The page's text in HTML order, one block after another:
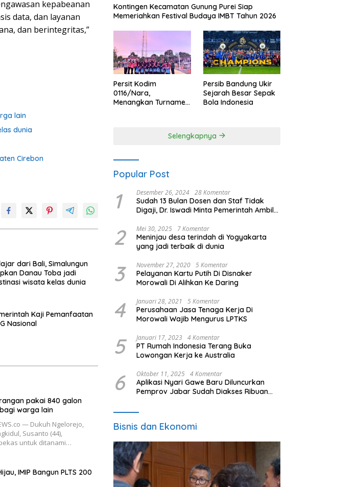
kepabeanan
data, dan layanan
dan berintegritas,”
lain
dunia
Cirebon
dari Bali, Simalungun
Danau Toba jadi
wisata kelas dunia
Kaji Pemanfaatan
Nasional
pakai 840 galon
warga lain
— Dukuh Ngelorejo,
Susanto (44),
untuk ditanami…
IMIP Bangun PLTS 200
Kontingen Kecamatan Gunung Purei Siap
Memeriahkan Festival Budaya IMBT Tahun 2026
Persit Kodim
0116/Nara,
Menangkan Turnamen
Persib Bandung Ukir
Sejarah Besar Sepak
Bola Indonesia
Selengkapnya
Popular Post
1 Desember 26, 2024 28 Komentar
Sudah 13 Bulan Dosen dan Staf Tidak
Digaji, Dr. Iswadi Minta Pemerintah Ambil
2 Mei 30, 2025 7 Komentar
Meninjau desa terindah di Yogyakarta
yang jadi terbaik di dunia
3 November 27, 2020 5 Komentar
Pelayanan Kartu Putih Di Disnaker
Morowali Di Alihkan Ke Daring
4 Januari 28, 2021 5 Komentar
Perusahaan Jasa Tenaga Kerja Di
Morowali Wajib Mengurus LPTKS
5 Januari 17, 2023 4 Komentar
PT Rumah Indonesia Terang Buka
Lowongan Kerja ke Australia
6 Oktober 11, 2025 4 Komentar
Aplikasi Nyari Gawe Baru Diluncurkan
Pemprov Jabar Sudah Diakses Ribuan
Bisnis dan Ekonomi